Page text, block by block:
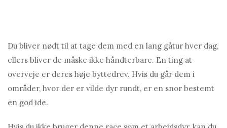
Du bliver nødt til at tage dem med en lang gåtur hver dag,
ellers bliver de måske ikke håndterbare. En ting at
overveje er deres høje byttedrev. Hvis du går dem i
områder, hvor der er vilde dyr rundt, er en snor bestemt
en god ide.